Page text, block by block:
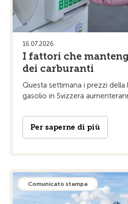
16.07.2026
I fattori che
dei carburanti
Questa settimana i prezzi
gasolio in Svizzera
Per saperne di più
Comunicato stampa